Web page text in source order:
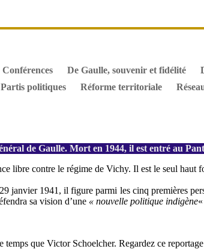
Conférences De Gaulle, souvenir et fidélité
Partis politiques Réforme territoriale
de Gaulle. Mort en 1944, il est entré au
libre contre le régime de Vichy. Il est le seul haut
janvier 1941, il figure parmi les cinq premières
sa vision d’une « nouvelle politique indigène
que Victor Schoelcher. Regardez ce reportage